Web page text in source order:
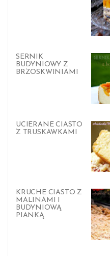
SERNIK
BUDYNIOWY Z
BRZOSKWINIAMI
UCIERANE CIASTO
Z TRUSKAWKAMI
KRUCHE CIASTO Z
MALINAMI I
BUDYNIOWĄ
PIANKĄ